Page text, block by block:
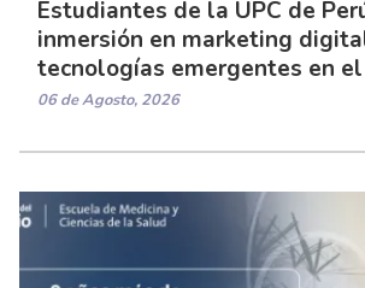
Estudiantes de la UPC de
inmersión en marketing
tecnologías emergentes en
06 de Agosto, 2026